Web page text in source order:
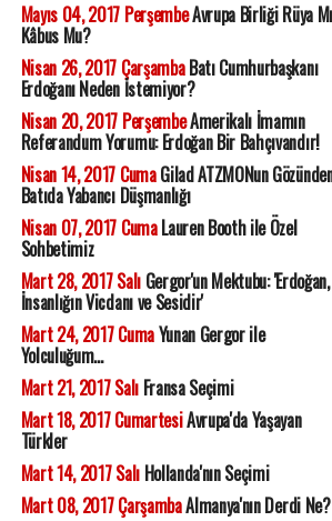
Mayıs 04, 2017 PerşembeAvrupa Birliği Rüya Mı
Kâbus Mu?
Nisan 26, 2017 ÇarşambaBatı Cumhurbaşkanı
Erdoğanı Neden İstemiyor?
Nisan 20, 2017 PerşembeAmerikalı İmamın
Referandum Yorumu: Erdoğan Bir Bahçıvandır!
Nisan 14, 2017 CumaGilad ATZMONun
Batıda Yabancı Düşmanlığı
Nisan 07, 2017 CumaLauren Booth ile Özel
Sohbetimiz
Mart 28, 2017 SalıGergor'un Mektubu: 'Erdoğan,
İnsanlığın Vicdanı ve Sesidir'
Mart 24, 2017 CumaYunan Gergor ile
Yolculuğum...
Mart 21, 2017 SalıFransa Seçimi
Mart 18, 2017 CumartesiAvrupa'da Yaşayan
Türkler
Mart 14, 2017 SalıHollanda'nın Seçimi
Mart 08, 2017 ÇarşambaAlmanya'nın Derdi Ne?